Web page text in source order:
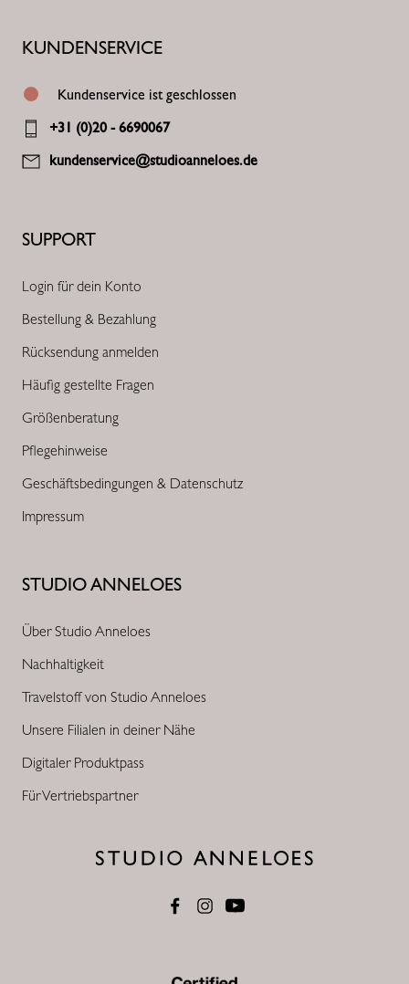
STUDIO ANNELOES
Über Studio Anneloes
Nachhaltigkeit
Travelstoff von Studio Anneloes
Unsere Filialen in deiner Nähe
Digitaler Produktpass
Für Vertriebspartner
SUPPORT
Login für dein Konto
Bestellung & Bezahlung
Rücksendung anmelden
Häufig gestellte Fragen
Größenberatung
Pflegehinweise
Geschäftsbedingungen & Datenschutz
Impressum
KUNDENSERVICE
Kundenservice ist geschlossen
+31 (0)20 - 6690067
kundenservice@studioanneloes.de